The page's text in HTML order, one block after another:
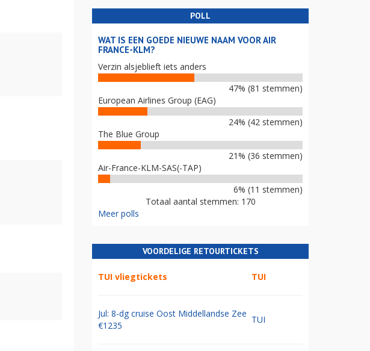
POLL
WAT IS EEN GOEDE NIEUWE NAAM VOOR AIR
FRANCE-KLM?
Verzin alsjeblieft iets anders
47% (81 stemmen)
European Airlines Group (EAG)
24% (42 stemmen)
The Blue Group
21% (36 stemmen)
Air-France-KLM-SAS(-TAP)
6% (11 stemmen)
Totaal aantal stemmen: 170
Meer polls
VOORDELIGE RETOURTICKETS
TUI vliegtickets TUI
Jul: 8-dg cruise Oost Middellandse Zee
€1235
TUI